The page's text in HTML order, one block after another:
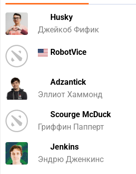
Husky
Джейкоб Фифик
RobotVice
Adzantick
Эллиот Хаммонд
Scourge McDuck
Гриффин Папперт
Jenkins
Эндрю Дженкинс